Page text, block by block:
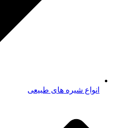
انواع شیره های طبیعی